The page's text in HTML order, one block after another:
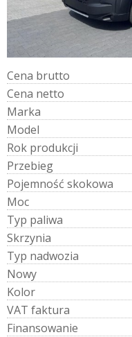
Cena brutto
Cena netto
Marka
Model
Rok produkcji
Przebieg
Pojemność skokowa
Moc
Typ paliwa
Skrzynia
Typ nadwozia
Nowy
Kolor
VAT faktura
Finansowanie